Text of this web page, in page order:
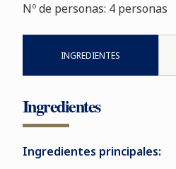
Nº de personas: 4 personas
INGREDIENTES
Ingredientes
Ingredientes principales: